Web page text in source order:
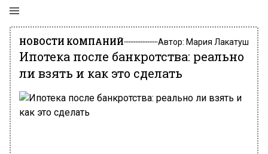
НОВОСТИ КОМПАНИЙ Автор: Мария Лакатуш
Ипотека после банкротства: реально
ли взять и как это сделать